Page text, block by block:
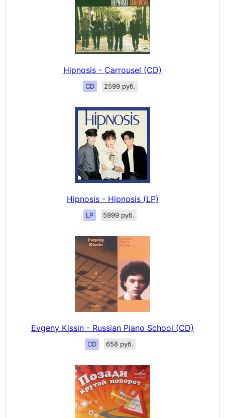
Hipnosis - Carrousel (CD)
CD 2599 руб.
Hipnosis - Hipnosis (LP)
LP 5999 руб.
Evgeny Kissin - Russian Piano School (CD)
CD 658 руб.